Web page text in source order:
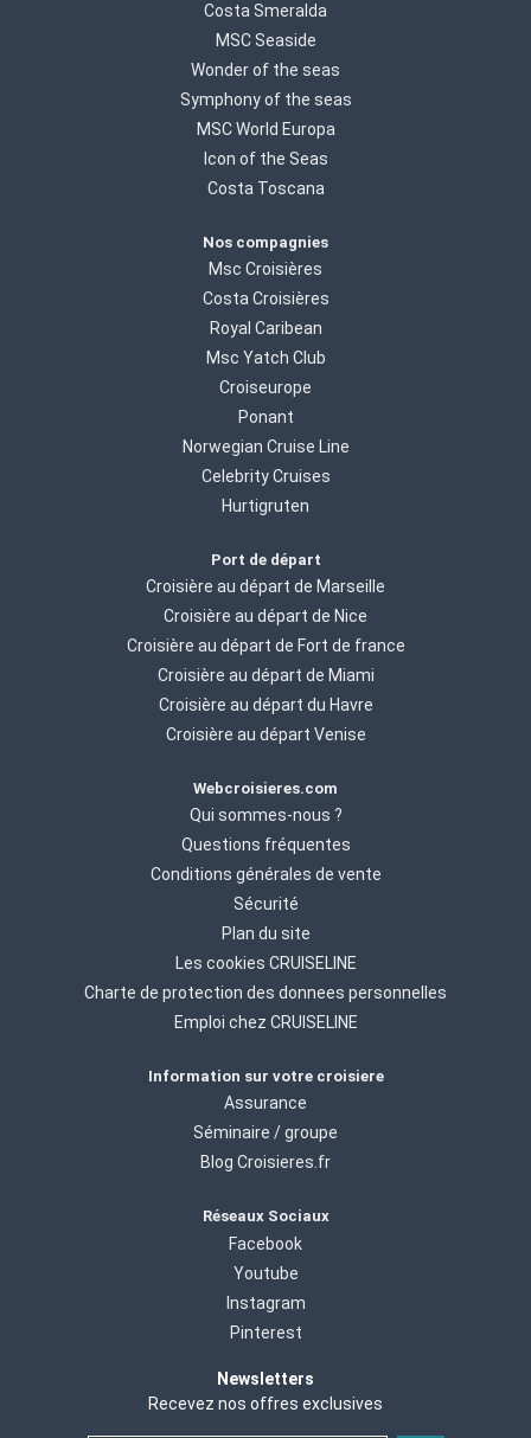
Costa Smeralda
MSC Seaside
Wonder of the seas
Symphony of the seas
MSC World Europa
Icon of the Seas
Costa Toscana
Nos compagnies
Msc Croisières
Costa Croisières
Royal Caribean
Msc Yatch Club
Croiseurope
Ponant
Norwegian Cruise Line
Celebrity Cruises
Hurtigruten
Port de départ
Croisière au départ de Marseille
Croisière au départ de Nice
Croisière au départ de Fort de france
Croisière au départ de Miami
Croisière au départ du Havre
Croisière au départ Venise
Webcroisieres.com
Qui sommes-nous ?
Questions fréquentes
Conditions générales de vente
Sécurité
Plan du site
Les cookies CRUISELINE
Charte de protection des donnees personnelles
Emploi chez CRUISELINE
Information sur votre croisiere
Assurance
Séminaire / groupe
Blog Croisieres.fr
Réseaux Sociaux
Facebook
Youtube
Instagram
Pinterest
Newsletters
Recevez nos offres exclusives